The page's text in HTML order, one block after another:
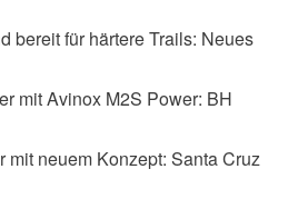
bereit für härtere Trails: Neues
mit Avinox M2S Power: BH
mit neuem Konzept: Santa Cruz